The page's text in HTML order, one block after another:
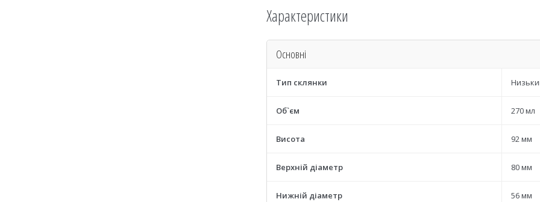
Характеристики
Основні
Тип склянки
Об`єм 270 мл
Висота 92 мм
Верхній діаметр 80 мм
Нижній діаметр 56 мм